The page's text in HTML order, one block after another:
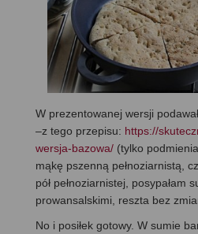
W prezentowanej wersji
–z tego przepisu: https://
wersja-bazowa/ (tylko
mąkę pszenną pełnoziarnistą,
pół pełnoziarnistej, posypałam
prowansalskimi, reszta bez
No i posiłek gotowy. W sumie